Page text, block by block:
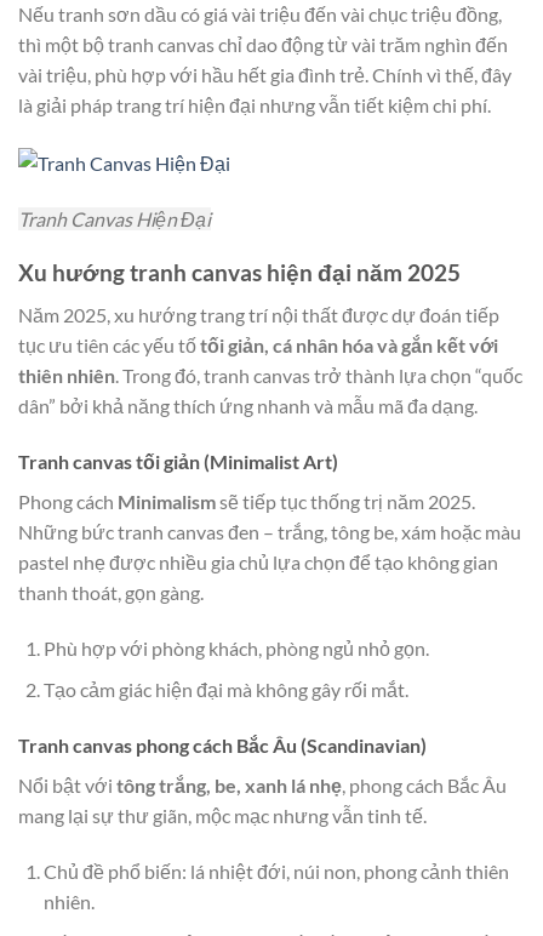
Nếu tranh sơn dầu có giá vài triệu đến vài chục triệu đồng,
thì một bộ tranh canvas chỉ dao động từ vài trăm nghìn đến
vài triệu, phù hợp với hầu hết gia đình trẻ. Chính vì thế, đây
là giải pháp trang trí hiện đại nhưng vẫn tiết kiệm chi phí.
Tranh Canvas Hiện Đại
Xu hướng tranh canvas hiện đại năm 2025
Năm 2025, xu hướng trang trí nội thất được dự đoán tiếp
tục ưu tiên các yếu tốtối giản, cá nhân hóa và gắn kết với
thiên nhiên. Trong đó, tranh canvas trở thành lựa chọn “quốc
dân” bởi khả năng thích ứng nhanh và mẫu mã đa dạng.
Tranh canvas tối giản (Minimalist Art)
Phong cách Minimalismsẽ tiếp tục thống trị năm 2025.
Những bức tranh canvas đen – trắng, tông be, xám hoặc màu
pastel nhẹ được nhiều gia chủ lựa chọn để tạo không gian
thanh thoát, gọn gàng.
Phù hợp với phòng khách, phòng ngủ nhỏ gọn.
Tạo cảm giác hiện đại mà không gây rối mắt.
Tranh canvas phong cách Bắc Âu (Scandinavian)
Nổi bật với tông trắng, be, xanh lá nhẹ, phong cách Bắc Âu
mang lại sự thư giãn, mộc mạc nhưng vẫn tinh tế.
Chủ đề phổ biến: lá nhiệt đới, núi non, phong cảnh thiên
nhiên.